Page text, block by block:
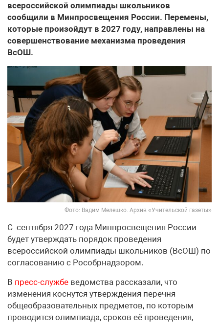
всероссийской олимпиады школьников
сообщили в Минпросвещения России. Перемены,
которые произойдут в 2027 году, направлены на
совершенствование механизма проведения
ВсОШ.
Фото: Вадим Мелешко. Архив «Учительской газеты»
С сентября 2027 года Минпросвещения России
будет утверждать порядок проведения
всероссийской олимпиады школьников (ВсОШ) по
согласованию с Рособрнадзором.
В пресс-службе ведомства рассказали, что
изменения коснутся утверждения перечня
общеобразовательных предметов, по которым
проводится олимпиада, сроков её проведения,